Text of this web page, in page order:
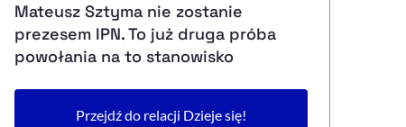
Mateusz Sztyma nie zostanie
prezesem IPN. To już druga próba
powołania na to stanowisko
Przejdź do relacji Dzieje się!